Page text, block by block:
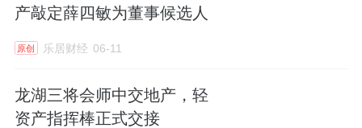
产敲定薛四敏为董事候选人
原创 乐居财经 06-11
龙湖三将会师中交地产，轻
资产指挥棒正式交接